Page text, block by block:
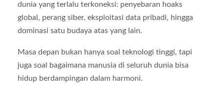
dunia yang terlalu terkoneksi: penyebaran hoaks
global, perang siber, eksploitasi data pribadi, hingga
dominasi satu budaya atas yang lain.
Masa depan bukan hanya soal teknologi tinggi, tapi
juga soal bagaimana manusia di seluruh dunia bisa
hidup berdampingan dalam harmoni.